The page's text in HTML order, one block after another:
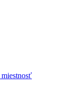
miestnosť